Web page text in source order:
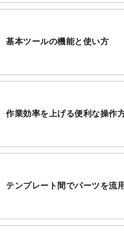
【新商品】封筒が作成できるよ
【新商品】クリアファイルが作
しました。
レートを追加しました。
追加しました。
年賀ポスターのデザインテンプ
チラシ作成からポスティング配
基本ツールの機能と使い方
作業効率を上げる便利な操作
テンプレート間でパーツを流